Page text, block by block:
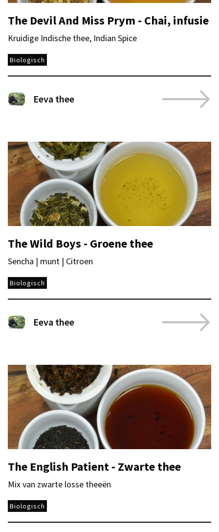
The Devil And Miss Prym - Chai, infusie
Kruidige Indische thee, Indian Spice
Biologisch
Eeva thee
The Wild Boys - Groene thee
Sencha | munt | Citroen
Biologisch
Eeva thee
The English Patient - Zwarte thee
Mix van zwarte losse theeën
Biologisch